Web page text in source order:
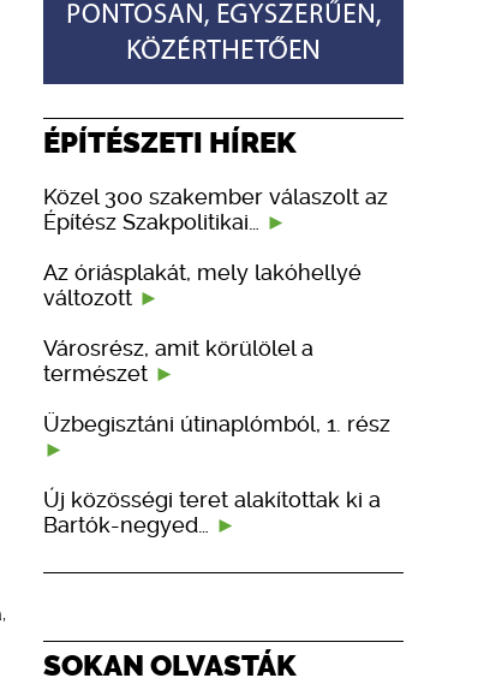
ÉPÍTÉSZETI HÍREK
Közel 300 szakember válaszolt az
Építész Szakpolitikai…
Az óriásplakát, mely lakóhellyé
változott
Városrész, amit körülölel a
természet
Üzbegisztáni útinaplómból, 1. rész
Új közösségi teret alakítottak ki a
Bartók-negyed…
SOKAN OLVASTÁK